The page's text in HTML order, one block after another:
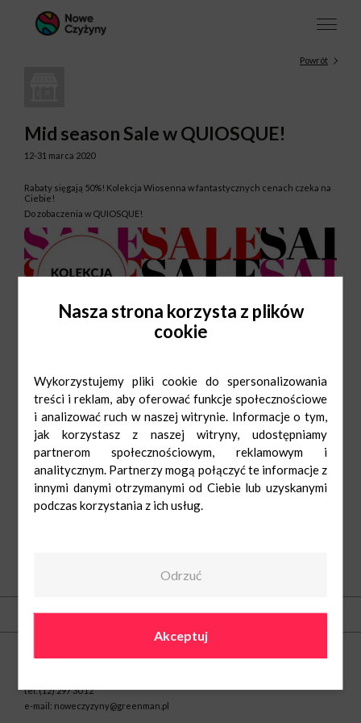
Powrót
Mid season Sale w QUIOSQUE!
12-31 marca 2020
Rabaty sięgają 50%! Kolekcja Wiosenna w fantastycznych cenach czeka na
Ciebie!
Do zobaczenia w QUIOSQUE!
Kontakt
ul. Medweckiego 2
tel.(12) 297 30 12
e-mail: noweczyzyny@greenman.pl
Nasza strona korzysta z plików
cookie
Wykorzystujemy pliki cookie do spersonalizowania
treści i reklam, aby oferować funkcje społecznościowe
i analizować ruch w naszej witrynie. Informacje o tym,
jak korzystasz z naszej witryny, udostępniamy
partnerom społecznościowym, reklamowym i
analitycznym. Partnerzy mogą połączyć te informacje z
innymi danymi otrzymanymi od Ciebie lub uzyskanymi
podczas korzystania z ich usług.
Odrzuć
Akceptuj